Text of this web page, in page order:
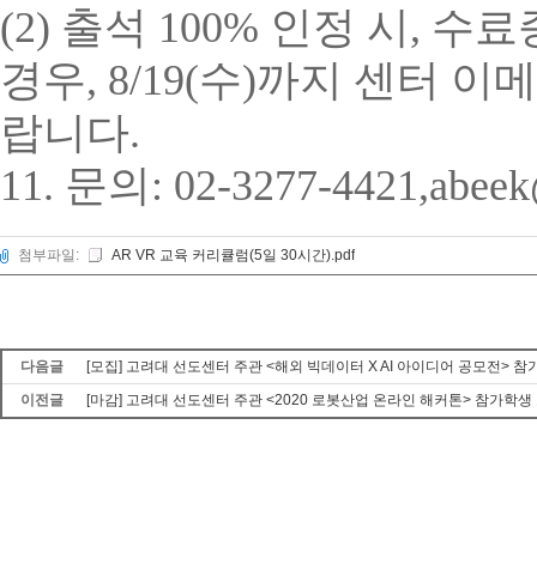
(2) 출석 100% 인정 시 , 수료
경우, 8/19(수)까지 센터 이
랍니다.
11. 문의: 02-3277-
첨부파일: AR VR 교육 커리큘럼(5일 30시간).pdf
다음글
[모집] 고려대 선도센터 주관 <해외 빅데이터 X AI 아이디어 공모전> 참
이전글
[마감] 고려대 선도센터 주관 <2020 로봇산업 온라인 해커톤> 참가학생